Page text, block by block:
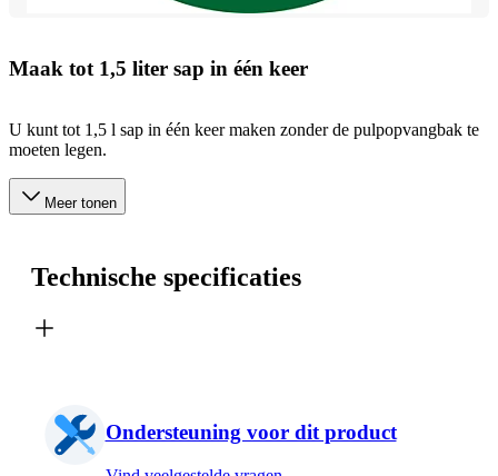
Maak tot 1,5 liter sap in één keer
U kunt tot 1,5 l sap in één keer maken zonder de pulpopvangbak te
moeten legen.
Meer tonen
Technische specificaties
Ondersteuning voor dit product